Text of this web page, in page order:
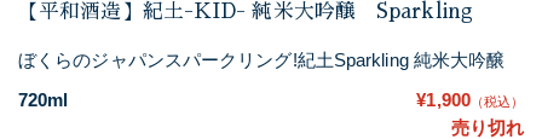
【平和酒造】紀土-KID- 純米大吟醸 Sparkling
ぼくらのジャパンスパークリング!紀土Sparkling 純米大吟醸
720ml
¥1,900 （税込）
売り切れ